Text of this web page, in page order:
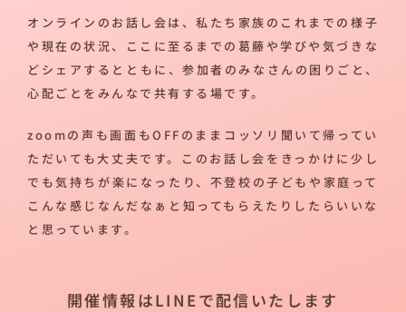
オンラインのお話し会は、私たち家族のこれまでの様子
や現在の状況、ここに至るまでの葛藤や学びや気づきな
どシェアするとともに、参加者のみなさんの困りごと、
心配ごとをみんなで共有する場です。
zoomの声も画面もOFFのままコッソリ聞いて帰ってい
ただいても大丈夫です。このお話し会をきっかけに少し
でも気持ちが楽になったり、不登校の子どもや家庭って
こんな感じなんだなぁと知ってもらえたりしたらいいな
と思っています。
開催情報はLINEで配信いたします